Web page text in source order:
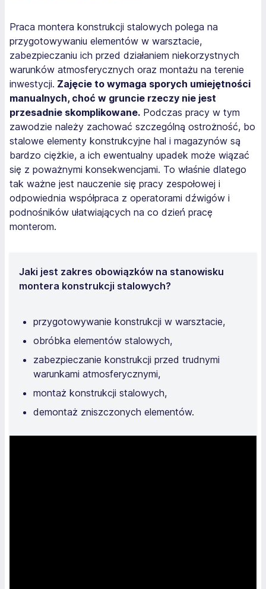
Praca montera konstrukcji stalowych polega na
przygotowywaniu elementów w warsztacie,
zabezpieczaniu ich przed działaniem niekorzystnych
warunków atmosferycznych oraz montażu na terenie
inwestycji. Zajęcie to wymaga sporych umiejętności
manualnych, choć w gruncie rzeczy nie jest
przesadnie skomplikowane. Podczas pracy w tym
zawodzie należy zachować szczególną ostrożność, bo
stalowe elementy konstrukcyjne hal i magazynów są
bardzo ciężkie, a ich ewentualny upadek może wiązać
się z poważnymi konsekwencjami. To właśnie dlatego
tak ważne jest nauczenie się pracy zespołowej i
odpowiednia współpraca z operatorami dźwigów i
podnośników ułatwiających na co dzień pracę
monterom.
Jaki jest zakres obowiązków na stanowisku
montera konstrukcji stalowych?
przygotowywanie konstrukcji w warsztacie,
obróbka elementów stalowych,
zabezpieczanie konstrukcji przed trudnymi
warunkami atmosferycznymi,
montaż konstrukcji stalowych,
demontaż zniszczonych elementów.